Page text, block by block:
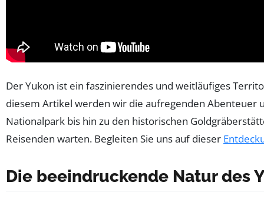
Der Yukon ist ein faszinierendes und weitläufiges
diesem Artikel werden wir die aufregenden Abenteuer
Nationalpark bis hin zu den historischen
Reisenden warten. Begleiten Sie uns auf dieser
Die beeindruckende Natur des